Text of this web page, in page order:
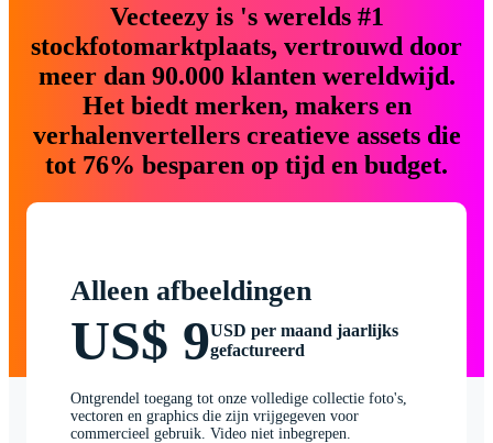
Vecteezy is 's werelds #1
stockfotomarktplaats, vertrouwd door
meer dan 90.000 klanten wereldwijd.
Het biedt merken, makers en
verhalenvertellers creatieve assets die
tot 76% besparen op tijd en budget.
Alleen afbeeldingen
US$ 9USD per maand jaarlijks
gefactureerd
Ontgrendel toegang tot onze volledige collectie foto's,
vectoren en graphics die zijn vrijgegeven voor
commercieel gebruik. Video niet inbegrepen.